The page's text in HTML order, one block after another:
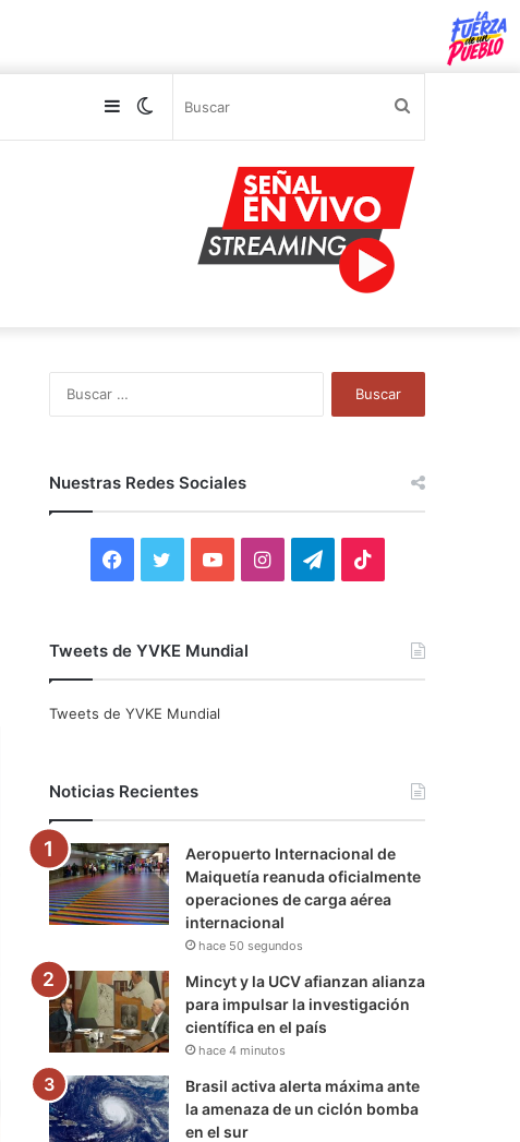
Switch
Sidebar
Nuestras Redes Sociales
F
c
o
k
i
r
Y
u
e
I
r
a
m
T
a
m
Tweets de YVKE Mundial
Tweets de YVKE Mundial
Noticias Recientes
Aeropuerto Internacional de
Maiquetía reanuda oficialmente
operaciones de carga aérea
internacional
hace 50 segundos
Mincyt y la UCV afianzan alianza
para impulsar la investigación
científica en el país
hace 4 minutos
Brasil activa alerta máxima ante
la amenaza de un ciclón bomba
en el sur